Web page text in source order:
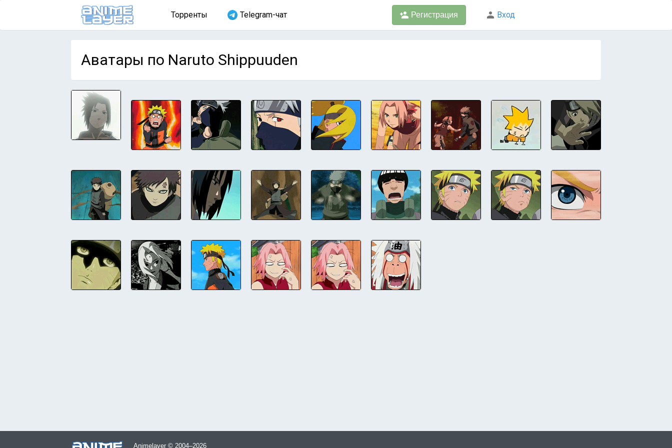
Торренты Telegram-чат Регистрация Вход
Аватары по Naruto Shippuuden
Animelayer © 2004–2026